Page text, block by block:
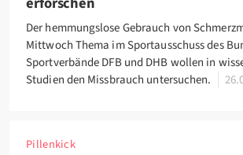
Der hemmungslose Gebrauch von
Mittwoch Thema im Sportausschuss des
Sportverbände DFB und DHB wollen in
Studien den Missbrauch untersuchen.
Pillenkick